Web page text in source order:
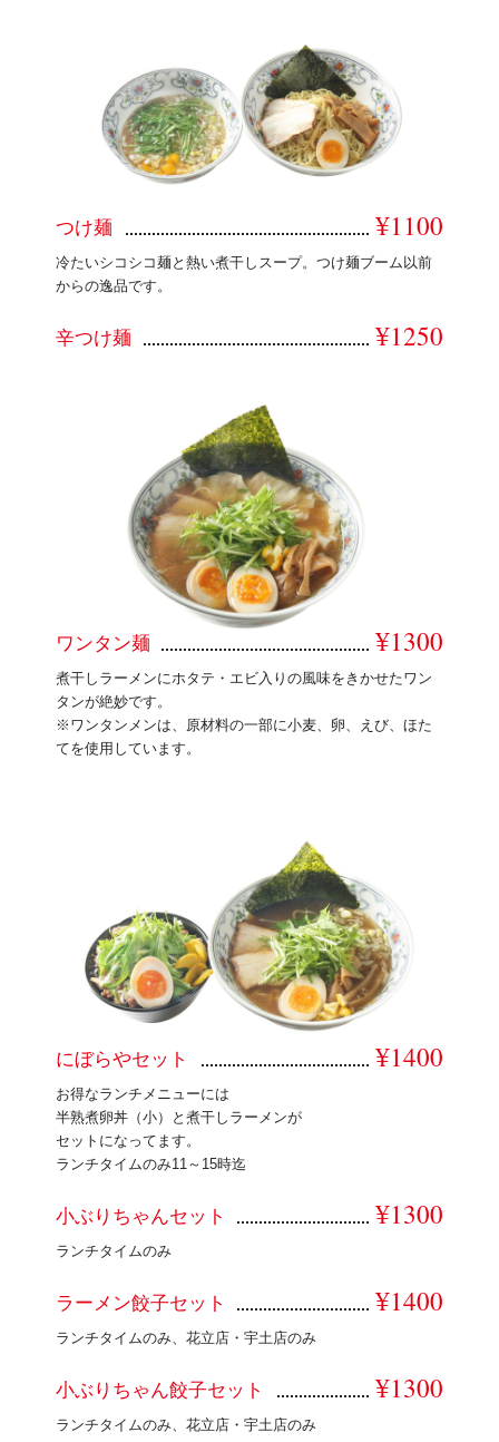
つけ麺 ¥1100
冷たいシコシコ麺と熱い煮干しスープ。つけ麺ブーム以前
からの逸品です。
辛つけ麺 ¥1250
ワンタン麺 ¥1300
煮干しラーメンにホタテ・エビ入りの風味をきかせたワン
タンが絶妙です。
※ワンタンメンは、原材料の一部に小麦、卵、えび、ほた
てを使用しています。
にぼらやセット ¥1400
お得なランチメニューには
半熟煮卵丼（小）と煮干しラーメンが
セットになってます。
ランチタイムのみ11～15時迄
小ぶりちゃんセット ¥1300
ランチタイムのみ
ラーメン餃子セット ¥1400
ランチタイムのみ、花立店・宇土店のみ
小ぶりちゃん餃子セット ¥1300
ランチタイムのみ、花立店・宇土店のみ